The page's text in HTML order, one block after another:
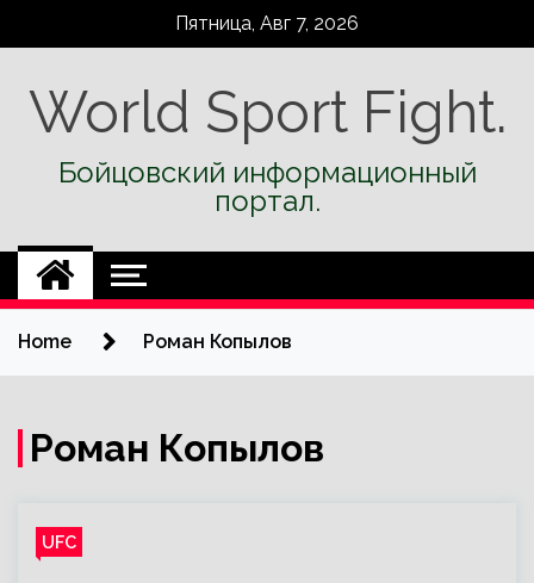
Пятница, Авг 7, 2026
World Sport Fight.
Бойцовский информационный
портал.
Home Роман Копылов
Роман Копылов
UFC